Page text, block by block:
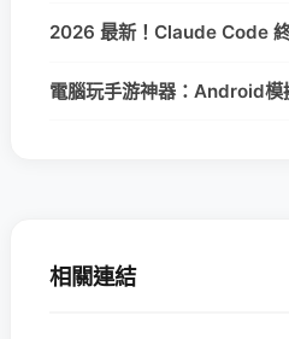
2026 最新！Claude Code
電腦玩手游神器：Android
相關連結